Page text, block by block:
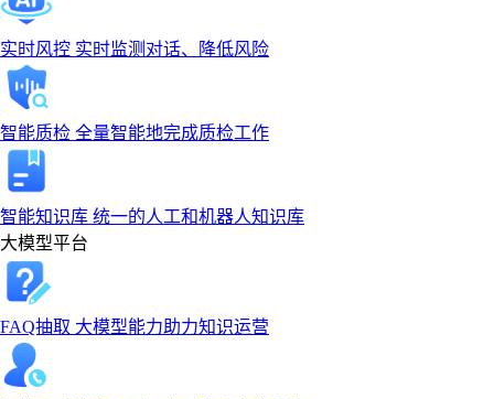
实时风控 实时监测对话、降低风险
智能质检 全量智能地完成质检工作
智能知识库 统一的人工和机器人知识库
大模型平台
FAQ抽取 大模型能力助力知识运营